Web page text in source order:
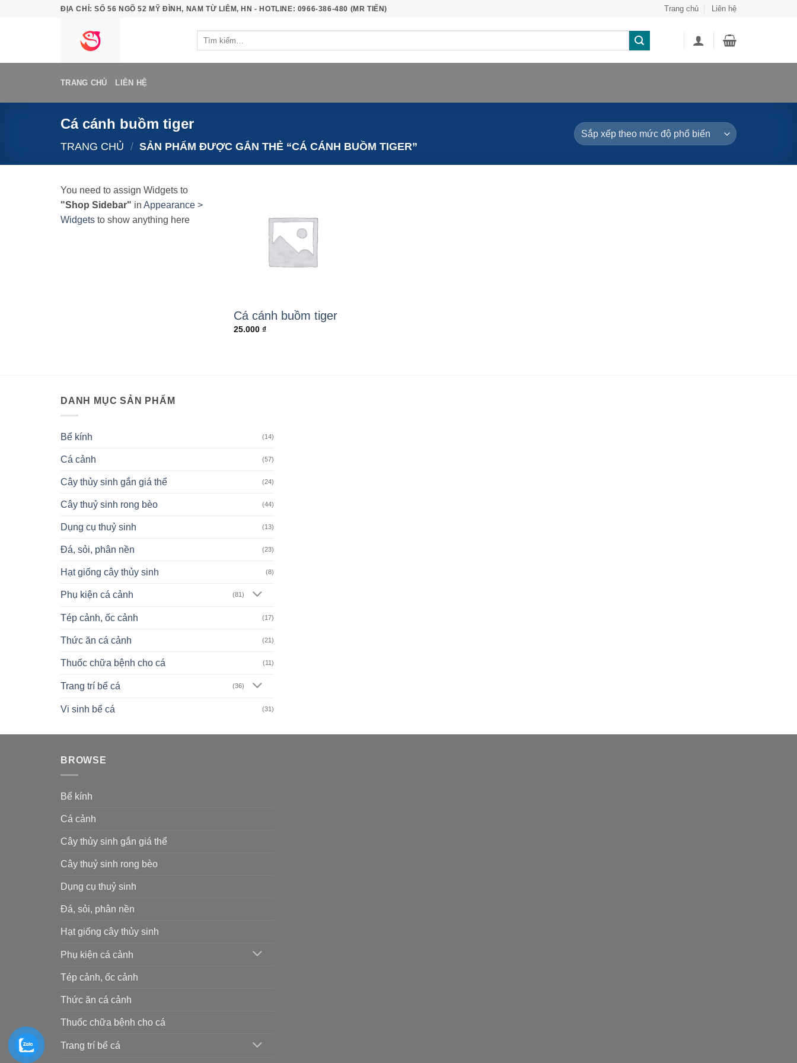
ĐỊA CHỈ: SỐ 56 NGÕ 52 MỸ ĐÌNH, NAM TỪ LIÊM, HN - HOTLINE: 0966-386-480 (MR TIẾN) Trang chủ Liên hệ
TRANG CHỦ LIÊN HỆ
Cá cánh buồm tiger
TRANG CHỦ / SẢN PHẨM ĐƯỢC GẮN THẺ “CÁ CÁNH BUỒM TIGER”
You need to assign Widgets to
"Shop Sidebar" in Appearance >
Widgets to show anything here
Cá cánh buồm tiger
25.000₫
DANH MỤC SẢN PHẨM
Bể kính (14)
Cá cảnh (57)
Cây thủy sinh gắn giá thể (24)
Cây thuỷ sinh rong bèo (44)
Dụng cụ thuỷ sinh (13)
Đá, sỏi, phân nền (23)
Hạt giống cây thủy sinh (8)
Phụ kiện cá cảnh (81)
Tép cảnh, ốc cảnh (17)
Thức ăn cá cảnh (21)
Thuốc chữa bệnh cho cá (11)
Trang trí bể cá (36)
Vi sinh bể cá (31)
BROWSE
Bể kính
Cá cảnh
Cây thủy sinh gắn giá thể
Cây thuỷ sinh rong bèo
Dụng cụ thuỷ sinh
Đá, sỏi, phân nền
Hạt giống cây thủy sinh
Phụ kiện cá cảnh
Tép cảnh, ốc cảnh
Thức ăn cá cảnh
Thuốc chữa bệnh cho cá
Trang trí bể cá